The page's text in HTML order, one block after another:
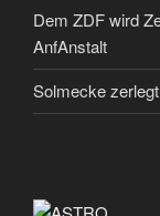
Dem ZDF wird
AnfAnstalt
Solmecke